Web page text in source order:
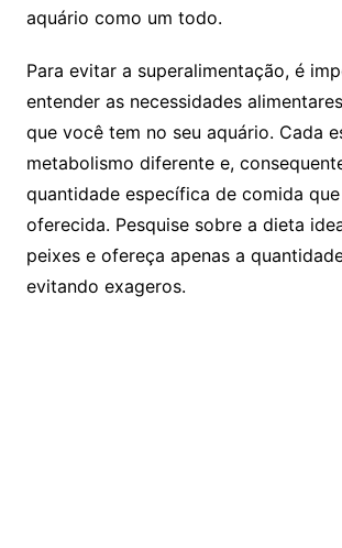
aquário como um todo.
Para evitar a⁣ superalimentação, é
entender as necessidades
⁤que você ⁤tem no seu⁤ aquário. Cada‌
metabolismo diferente e,
⁤quantidade específica de comida
‍oferecida. Pesquise‍ sobre a dieta
peixes e ofereça apenas​ a
‍evitando‌ exageros.